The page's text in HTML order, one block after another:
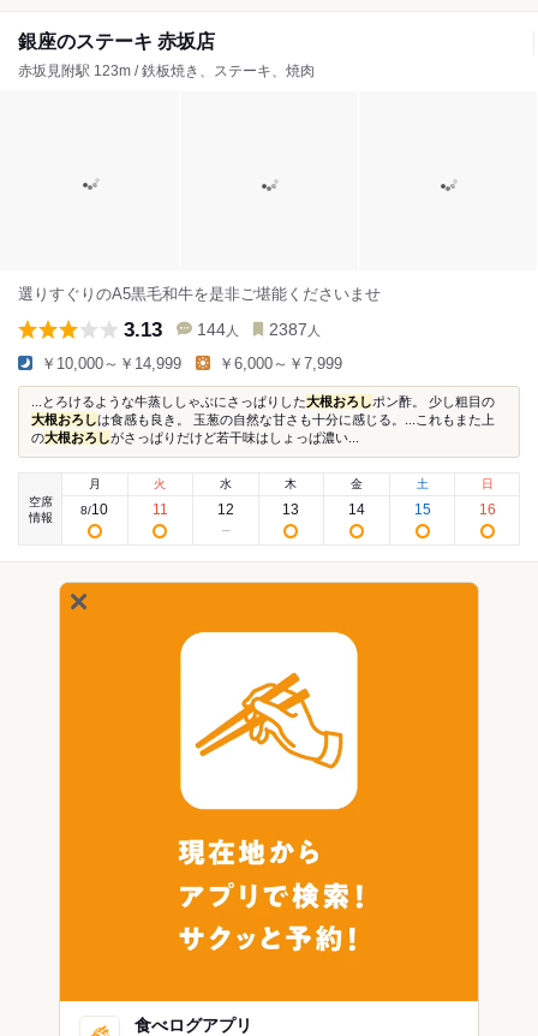
銀座のステーキ 赤坂店
赤坂見附駅 123m / 鉄板焼き、ステーキ、焼肉
選りすぐりのA5黒毛和牛を是非ご堪能くださいませ
3.13 144 人 2387 人
￥10,000～￥14,999 ￥6,000～￥7,999
...とろけるような牛蒸ししゃぶにさっぱりした大根おろしポン酢。 少し粗目の
大根おろしは食感も良き。 玉葱の自然な甘さも十分に感じる。...これもまた上
の大根おろしがさっぱりだけど若干味はしょっぱ濃い...
空席
情報
月
8/10
火
11
水
12
木
13
金
14
土
15
日
16
食べログアプリ